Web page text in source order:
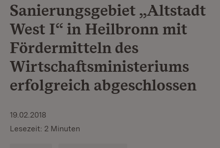
Sanierungsgebiet „Altstadt
West I“ in Heilbronn mit
Fördermitteln des
Wirtschaftsministeriums
erfolgreich abgeschlossen
19.02.2018
Lesezeit: 2 Minuten